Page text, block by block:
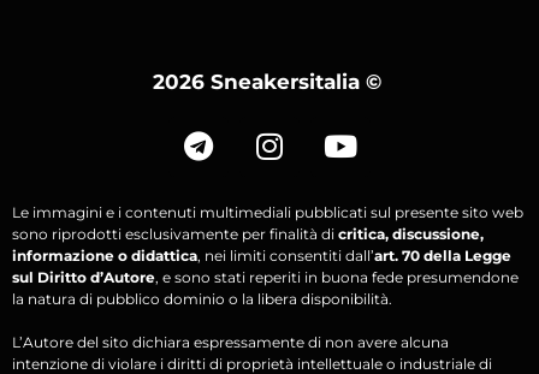
2026 Sneakersitalia ©
Le immagini e i contenuti multimediali pubblicati sul presente sito web
sono riprodotti esclusivamente per finalità di critica, discussione,
informazione o didattica, nei limiti consentiti dall’art. 70 della Legge
sul Diritto d’Autore, e sono stati reperiti in buona fede presumendone
la natura di pubblico dominio o la libera disponibilità.
L’Autore del sito dichiara espressamente di non avere alcuna
intenzione di violare i diritti di proprietà intellettuale o industriale di